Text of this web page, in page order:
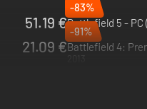
51.19 €
-83%
Battlefield 5 - PC
2018
21.09 €
-91%
Battlefield 4: